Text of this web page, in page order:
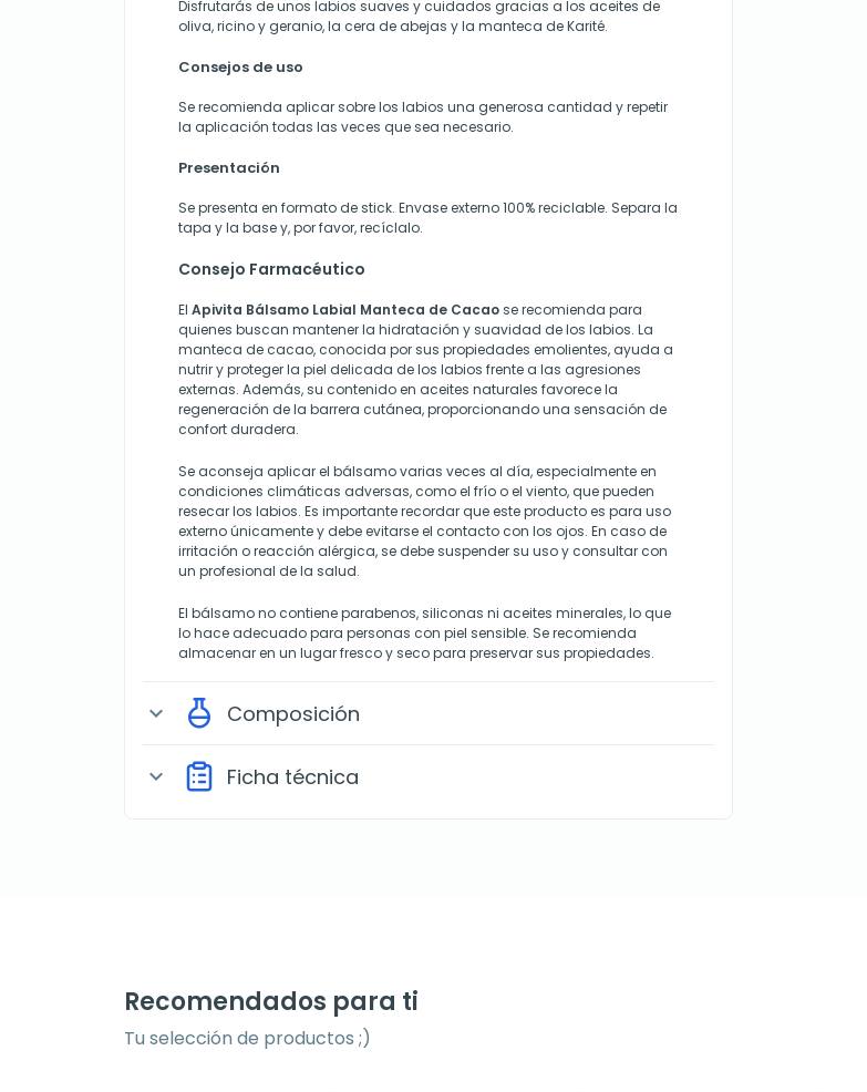
Disfrutarás de unos labios suaves y cuidados gracias a los aceites de
oliva, ricino y geranio, la cera de abejas y la manteca de Karité.
Consejos de uso
Se recomienda aplicar sobre los labios una generosa cantidad y repetir
la aplicación todas las veces que sea necesario.
Presentación
Se presenta en formato de stick. Envase externo 100% reciclable. Separa la
tapa y la base y, por favor, recíclalo.
Consejo Farmacéutico
El Apivita Bálsamo Labial Manteca de Cacaose recomienda para
quienes buscan mantener la hidratación y suavidad de los labios. La
manteca de cacao, conocida por sus propiedades emolientes, ayuda a
nutrir y proteger la piel delicada de los labios frente a las agresiones
externas. Además, su contenido en aceites naturales favorece la
regeneración de la barrera cutánea, proporcionando una sensación de
confort duradera.
Se aconseja aplicar el bálsamo varias veces al día, especialmente en
condiciones climáticas adversas, como el frío o el viento, que pueden
resecar los labios. Es importante recordar que este producto es para uso
externo únicamente y debe evitarse el contacto con los ojos. En caso de
irritación o reacción alérgica, se debe suspender su uso y consultar con
un profesional de la salud.
El bálsamo no contiene parabenos, siliconas ni aceites minerales, lo que
lo hace adecuado para personas con piel sensible. Se recomienda
almacenar en un lugar fresco y seco para preservar sus propiedades.
expand_more Composición
expand_more Ficha técnica
Recomendados para ti
Tu selección de productos ;)